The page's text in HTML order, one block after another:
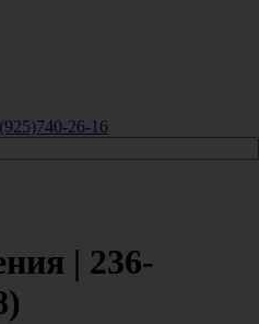
740-26-16
| 236-